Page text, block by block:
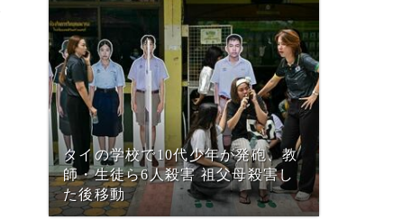
タイの学校で10代少年が発砲、教
師・生徒ら6人殺害 祖父母殺害し
た後移動